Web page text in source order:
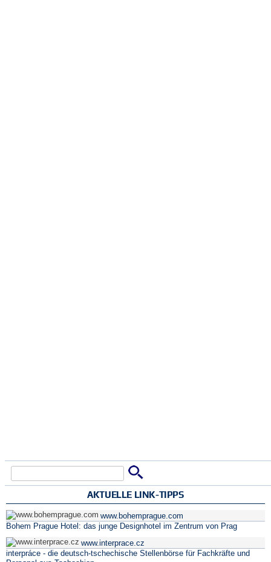
AKTUELLE LINK-TIPPS
www.bohemprague.com
Bohem Prague Hotel: das junge Designhotel im Zentrum von Prag
www.interprace.cz
interpráce - die deutsch-tschechische Stellenbörse für Fachkräfte und